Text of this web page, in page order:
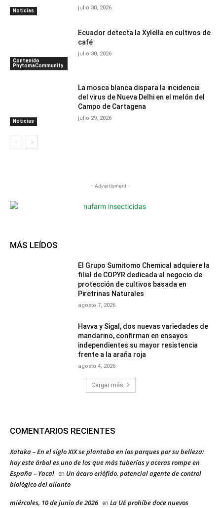
Noticias julio 30, 2026
Contenido
PhytomaCommunity
Ecuador detecta la Xylella en cultivos de
café
julio 30, 2026
Noticias
La mosca blanca dispara la incidencia
del virus de Nueva Delhi en el melón del
Campo de Cartagena
julio 29, 2026
- Advertisment -
MÁS LEÍDOS
El Grupo Sumitomo Chemical adquiere la
filial de COPYR dedicada al negocio de
protección de cultivos basada en
Piretrinas Naturales
agosto 7, 2026
Havva y Sigal, dos nuevas variedades de
mandarino, confirman en ensayos
independientes su mayor resistencia
frente a la araña roja
agosto 4, 2026
Cargar más
COMENTARIOS RECIENTES
Xataka – En el siglo XIX se plantaba en los parques por su belleza:
hoy este árbol es uno de los que más tuberías y aceras rompe en
España – Yacal
en Un ácaro eriófido, potencial agente de control
biológico del ailanto
miércoles, 10 de junio de 2026 en La UE prohíbe doce nuevos